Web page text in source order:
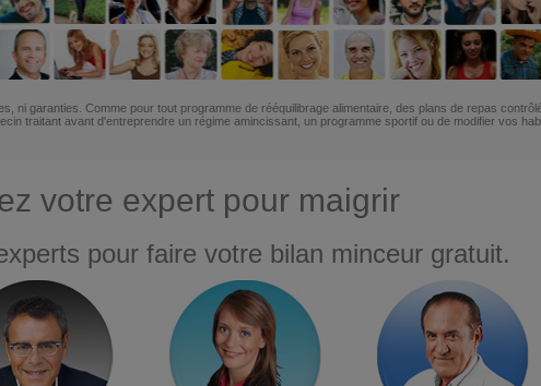
ni garanties. Comme pour tout programme de rééquilibrage alimentaire, des plans de repas
traitant avant d'entreprendre un régime amincissant, un programme sportif ou de modifier vos
votre expert pour maigrir
pour faire votre bilan minceur gratuit.